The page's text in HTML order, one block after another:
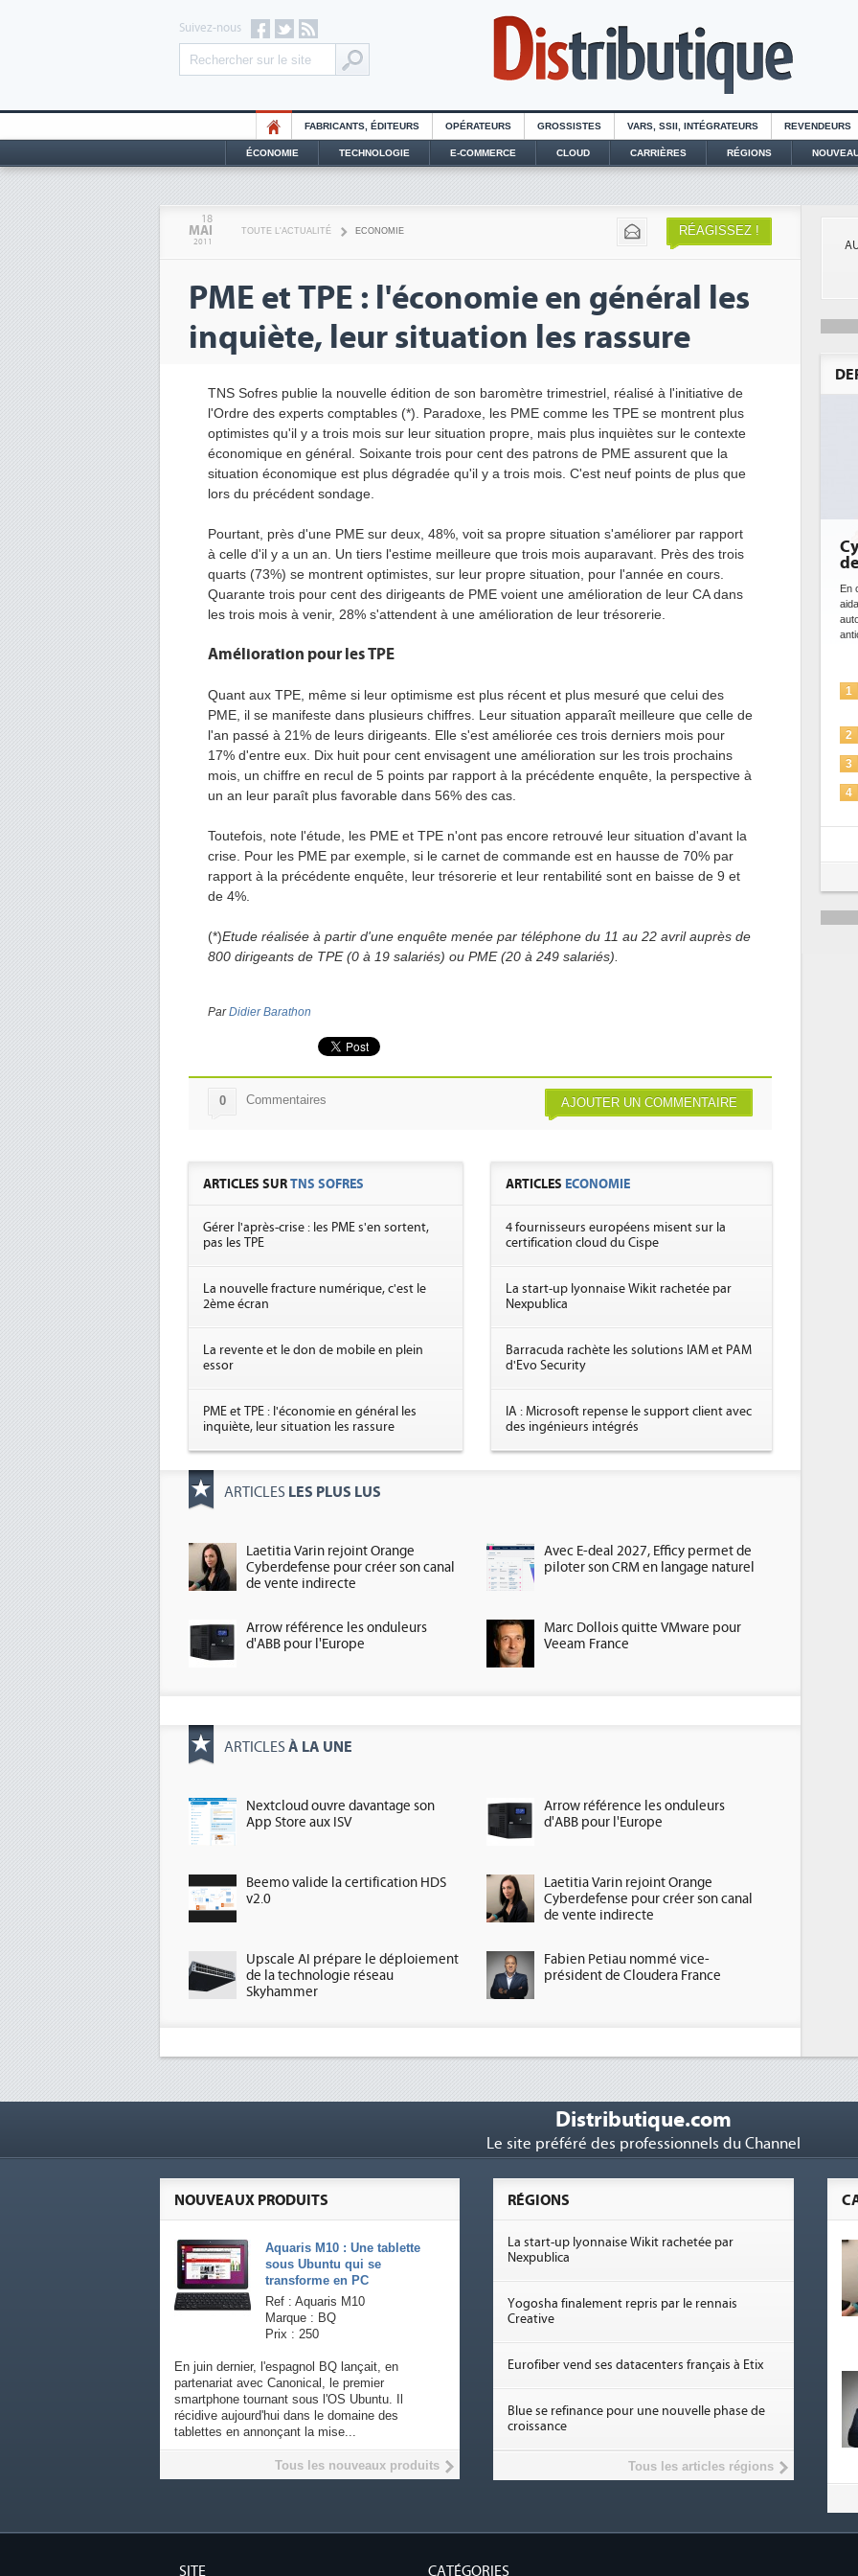
Suivez-nous
FABRICANTS, ÉDITEURS OPÉRATEURS GROSSISTES VARS, SSII, INTÉGRATEURS REVENDEURS
ÉCONOMIE TECHNOLOGIE E-COMMERCE CLOUD CARRIÈRES RÉGIONS
18
MAI
2011
TOUTE L'ACTUALITÉ ECONOMIE RÉAGISSEZ !
PME et TPE : l'économie en général les
inquiète, leur situation les rassure
TNS Sofres publie la nouvelle édition de son baromètre trimestriel, réalisé à l'initiative de
l'Ordre des experts comptables (*). Paradoxe, les PME comme les TPE se montrent plus
optimistes qu'il y a trois mois sur leur situation propre, mais plus inquiètes sur le contexte
économique en général. Soixante trois pour cent des patrons de PME assurent que la
situation économique est plus dégradée qu'il y a trois mois. C'est neuf points de plus que
lors du précédent sondage.
Pourtant, près d'une PME sur deux, 48%, voit sa propre situation s'améliorer par rapport
à celle d'il y a un an. Un tiers l'estime meilleure que trois mois auparavant. Près des trois
quarts (73%) se montrent optimistes, sur leur propre situation, pour l'année en cours.
Quarante trois pour cent des dirigeants de PME voient une amélioration de leur CA dans
les trois mois à venir, 28% s'attendent à une amélioration de leur trésorerie.
Amélioration pour les TPE
Quant aux TPE, même si leur optimisme est plus récent et plus mesuré que celui des
PME, il se manifeste dans plusieurs chiffres. Leur situation apparaît meilleure que celle de
l'an passé à 21% de leurs dirigeants. Elle s'est améliorée ces trois derniers mois pour
17% d'entre eux. Dix huit pour cent envisagent une amélioration sur les trois prochains
mois, un chiffre en recul de 5 points par rapport à la précédente enquête, la perspective à
un an leur paraît plus favorable dans 56% des cas.
Toutefois, note l'étude, les PME et TPE n'ont pas encore retrouvé leur situation d'avant la
crise. Pour les PME par exemple, si le carnet de commande est en hausse de 70% par
rapport à la précédente enquête, leur trésorerie et leur rentabilité sont en baisse de 9 et
de 4%.
(*)Etude réalisée à partir d'une enquête menée par téléphone du 11 au 22 avril auprès de
800 dirigeants de TPE (0 à 19 salariés) ou PME (20 à 249 salariés).
ParDidier Barathon
AJOUTER UN COMMENTAIRE
0 Commentaires
ARTICLES SURTNS SOFRES
Gérer l'après-crise : les PME s'en sortent,
pas les TPE
La nouvelle fracture numérique, c'est le
2ème écran
La revente et le don de mobile en plein
essor
PME et TPE : l'économie en général les
inquiète, leur situation les rassure
ARTICLES ECONOMIE
4 fournisseurs européens misent sur la
certification cloud du Cispe
La start-up lyonnaise Wikit rachetée par
Nexpublica
Barracuda rachète les solutions IAM et PAM
d'Evo Security
IA : Microsoft repense le support client avec
des ingénieurs intégrés
ARTICLES LES PLUS LUS
Laetitia Varin rejoint Orange
Cyberdefense pour créer son canal
de vente indirecte
Avec E-deal 2027, Efficy permet de
piloter son CRM en langage naturel
Arrow référence les onduleurs
d'ABB pour l'Europe
Marc Dollois quitte VMware pour
Veeam France
ARTICLES À LA UNE
Nextcloud ouvre davantage son
App Store aux ISV
Arrow référence les onduleurs
d'ABB pour l'Europe
Beemo valide la certification HDS
v2.0
Laetitia Varin rejoint Orange
Cyberdefense pour créer son canal
de vente indirecte
Upscale AI prépare le déploiement
de la technologie réseau
Skyhammer
Fabien Petiau nommé vice-
président de Cloudera France
Cybersécurité, le double visage
de l'IA
En cybersécurité, l'IA joue un double rôle : le gentil en
automatiser les processus de sécurité, à simuler et
1
L'IA, déjà bien présente dans les
solutions de sécurité et...
2 La sécurité des IA en question
3 Sécuriser les IA par l'IA
5
Une IA de confiance pour une IA
plus sûre ?
Distributique.com
Le site préféré des professionnels du Channel
NOUVEAUX PRODUITS
Aquaris M10 : Une tablette
sous Ubuntu qui se
transforme en PC
Ref : Aquaris M10
Marque : BQ
Prix : 250
En juin dernier, l'espagnol BQ lançait, en
partenariat avec Canonical, le premier
smartphone tournant sous l'OS Ubuntu. Il
récidive aujourd'hui dans le domaine des
tablettes en annonçant la mise...
Tous les nouveaux produits
RÉGIONS
La start-up lyonnaise Wikit rachetée par
Nexpublica
Yogosha finalement repris par le rennais
Creative
Eurofiber vend ses datacenters français à Etix
Blue se refinance pour une nouvelle phase de
croissance
Tous les articles régions
SITE CATÉGORIES